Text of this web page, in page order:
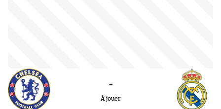
-
À jouer